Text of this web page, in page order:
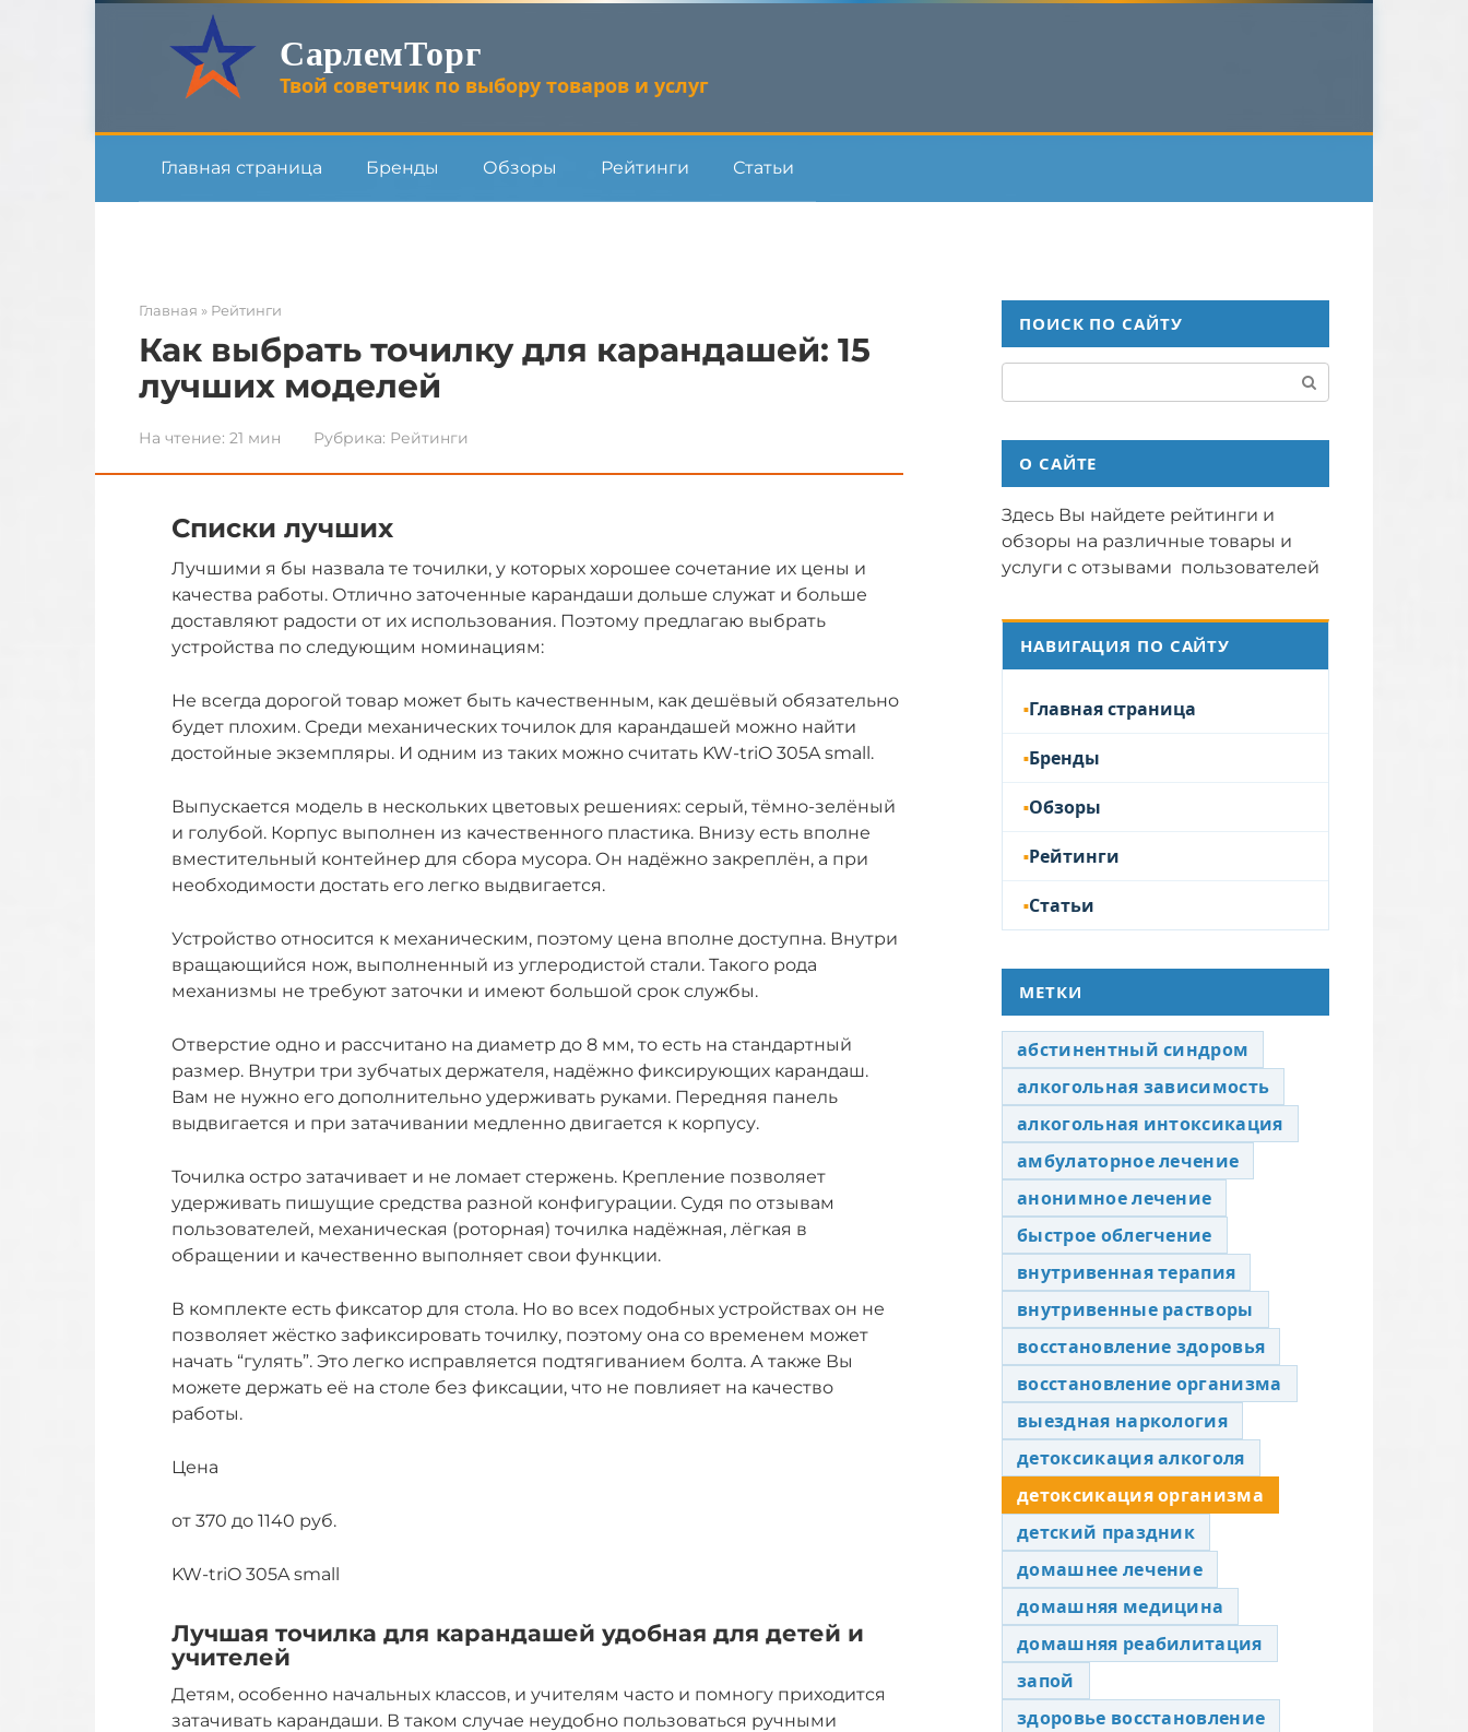
СарлемТорг
Твой советчик по выбору товаров и услуг
Главная страница Бренды Обзоры Рейтинги Статьи
Главная » Рейтинги
Как выбрать точилку для карандашей: 15
лучших моделей
На чтение: 21 мин Рубрика: Рейтинги
Списки лучших
Лучшими я бы назвала те точилки, у которых хорошее сочетание их цены и
качества работы. Отлично заточенные карандаши дольше служат и больше
доставляют радости от их использования. Поэтому предлагаю выбрать
устройства по следующим номинациям:
Не всегда дорогой товар может быть качественным, как дешёвый обязательно
будет плохим. Среди механических точилок для карандашей можно найти
достойные экземпляры. И одним из таких можно считать KW-triO 305A small.
Выпускается модель в нескольких цветовых решениях: серый, тёмно-зелёный
и голубой. Корпус выполнен из качественного пластика. Внизу есть вполне
вместительный контейнер для сбора мусора. Он надёжно закреплён, а при
необходимости достать его легко выдвигается.
Устройство относится к механическим, поэтому цена вполне доступна. Внутри
вращающийся нож, выполненный из углеродистой стали. Такого рода
механизмы не требуют заточки и имеют большой срок службы.
Отверстие одно и рассчитано на диаметр до 8 мм, то есть на стандартный
размер. Внутри три зубчатых держателя, надёжно фиксирующих карандаш.
Вам не нужно его дополнительно удерживать руками. Передняя панель
выдвигается и при затачивании медленно двигается к корпусу.
Точилка остро затачивает и не ломает стержень. Крепление позволяет
удерживать пишущие средства разной конфигурации. Судя по отзывам
пользователей, механическая (роторная) точилка надёжная, лёгкая в
обращении и качественно выполняет свои функции.
В комплекте есть фиксатор для стола. Но во всех подобных устройствах он не
позволяет жёстко зафиксировать точилку, поэтому она со временем может
начать “гулять”. Это легко исправляется подтягиванием болта. А также Вы
можете держать её на столе без фиксации, что не повлияет на качество
работы.
Цена
от 370 до 1140 руб.
KW-triO 305A small
Лучшая точилка для карандашей удобная для детей и
учителей
Детям, особенно начальных классов, и учителям часто и помногу приходится
затачивать карандаши. В таком случае неудобно пользоваться ручными
ПОИСК ПО САЙТУ
О САЙТЕ
Здесь Вы найдете рейтинги и
обзоры на различные товары и
услуги с отзывами пользователей
НАВИГАЦИЯ ПО САЙТУ
Главная страница
Бренды
Обзоры
Рейтинги
Статьи
МЕТКИ
абстинентный синдром
алкогольная зависимость
алкогольная интоксикация
амбулаторное лечение
анонимное лечение
быстрое облегчение
внутривенная терапия
внутривенные растворы
восстановление здоровья
восстановление организма
выездная наркология
детоксикация алкоголя
детоксикация организма
детский праздник
домашнее лечение
домашняя медицина
домашняя реабилитация
запой
здоровье восстановление